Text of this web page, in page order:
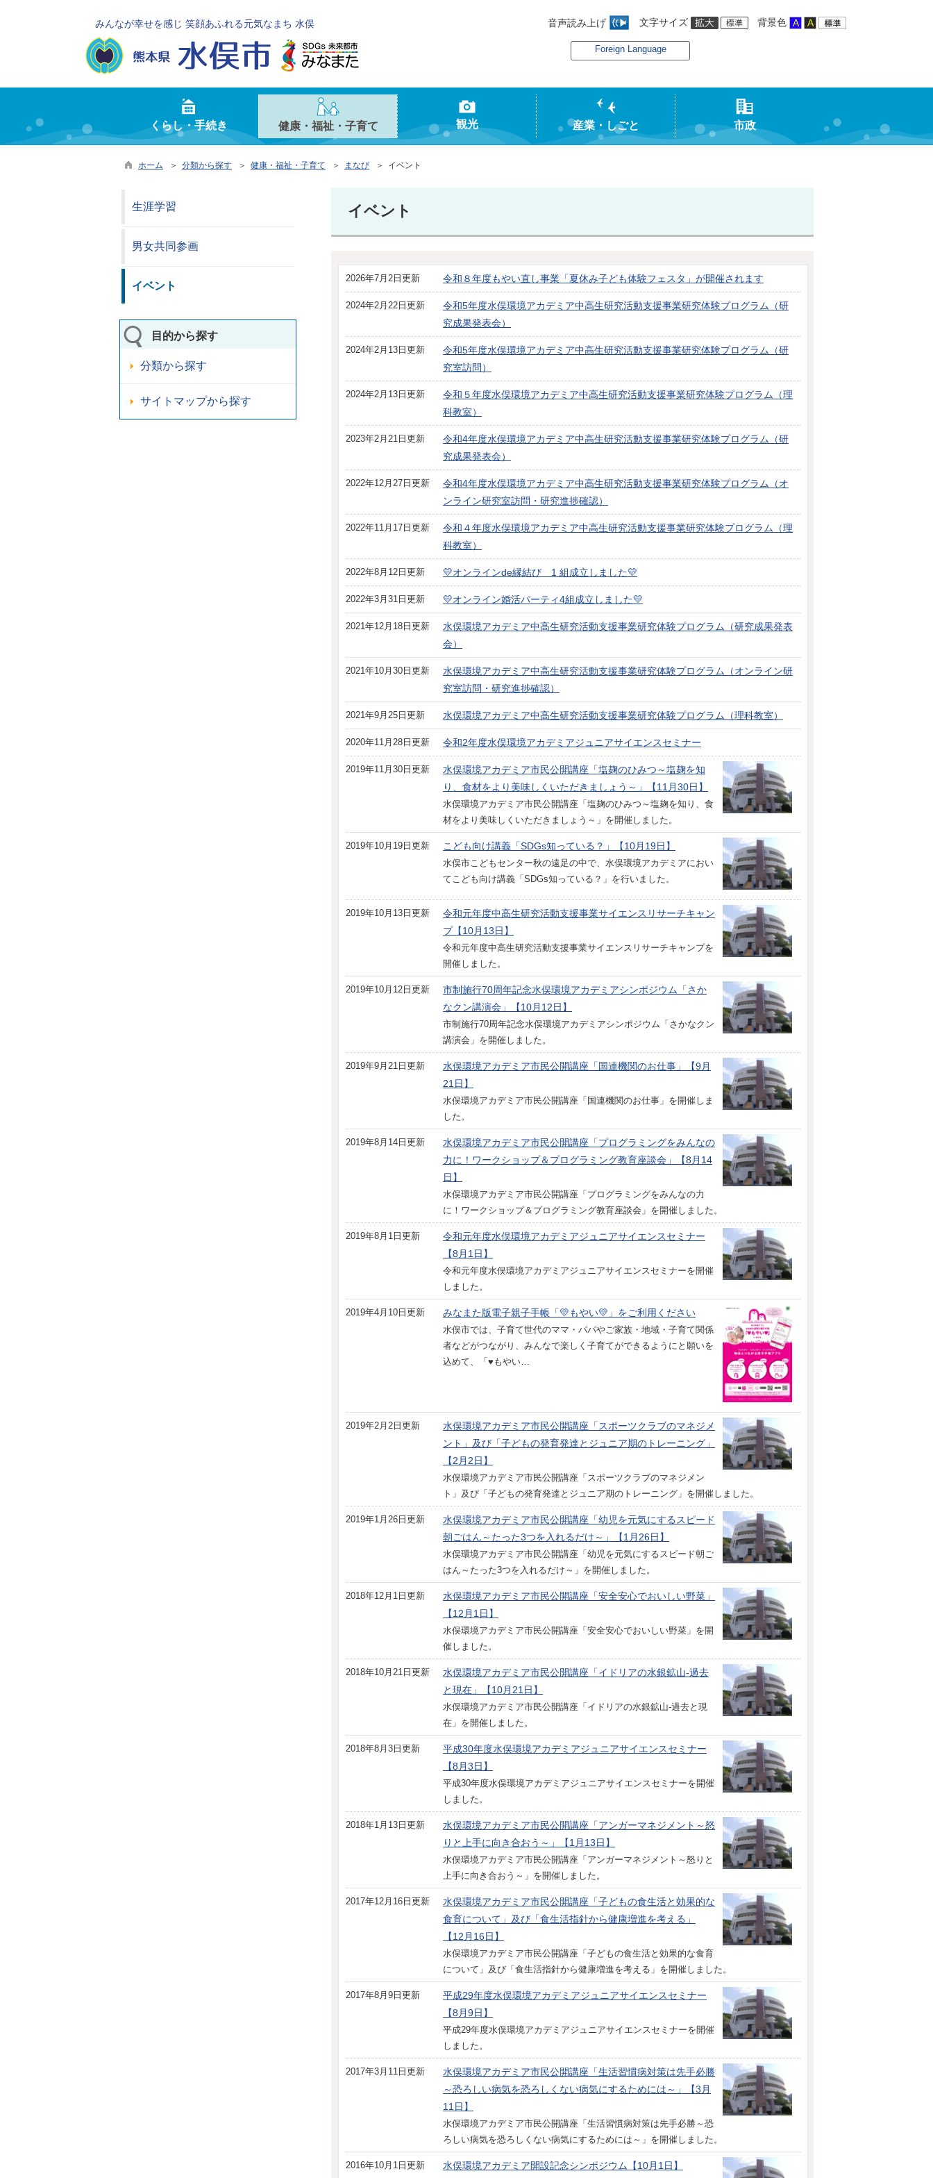
みんなが幸せを感じ 笑顔あふれる元気なまち 水俣 音声読み上げ 文字サイズ 背景色
Foreign Language
くらし・手続き 健康・福祉・子育て 観光 産業・しごと 市政
ホーム ＞ 分類から探す ＞ 健康・福祉・子育て ＞ まなび ＞ イベント
イベント
2026年7月2日更新 令和８年度もやい直し事業「夏休み子ども体験フェスタ」が開催されます
2024年2月22日更新
令和5年度水俣環境アカデミア中高生研究活動支援事業研究体験プログラム（研
究成果発表会）
2024年2月13日更新
令和5年度水俣環境アカデミア中高生研究活動支援事業研究体験プログラム（研
究室訪問）
2024年2月13日更新
令和５年度水俣環境アカデミア中高生研究活動支援事業研究体験プログラム（理
科教室）
2023年2月21日更新
令和4年度水俣環境アカデミア中高生研究活動支援事業研究体験プログラム（研
究成果発表会）
2022年12月27日更新
令和4年度水俣環境アカデミア中高生研究活動支援事業研究体験プログラム（オ
ンライン研究室訪問・研究進捗確認）
2022年11月17日更新
令和４年度水俣環境アカデミア中高生研究活動支援事業研究体験プログラム（理
科教室）
2022年8月12日更新 💛オンラインde縁結び 1 組成立しました💛
2022年3月31日更新 💛オンライン婚活パーティ4組成立しました💛
2021年12月18日更新
水俣環境アカデミア中高生研究活動支援事業研究体験プログラム（研究成果発表
会）
2021年10月30日更新
水俣環境アカデミア中高生研究活動支援事業研究体験プログラム（オンライン研
究室訪問・研究進捗確認）
2021年9月25日更新 水俣環境アカデミア中高生研究活動支援事業研究体験プログラム（理科教室）
2020年11月28日更新 令和2年度水俣環境アカデミアジュニアサイエンスセミナー
2019年11月30日更新
水俣環境アカデミア市民公開講座「塩麹のひみつ～塩麹を知
り、食材をより美味しくいただきましょう～」【11月30日】
水俣環境アカデミア市民公開講座「塩麹のひみつ～塩麹を知り、食
材をより美味しくいただきましょう～」を開催しました。
2019年10月19日更新 こども向け講義「SDGs知っている？」【10月19日】
水俣市こどもセンター秋の遠足の中で、水俣環境アカデミアにおい
てこども向け講義「SDGs知っている？」を行いました。
2019年10月13日更新
令和元年度中高生研究活動支援事業サイエンスリサーチキャン
プ【10月13日】
令和元年度中高生研究活動支援事業サイエンスリサーチキャンプを
開催しました。
2019年10月12日更新
市制施行70周年記念水俣環境アカデミアシンポジウム「さか
なクン講演会」【10月12日】
市制施行70周年記念水俣環境アカデミアシンポジウム「さかなクン
講演会」を開催しました。
2019年9月21日更新
水俣環境アカデミア市民公開講座「国連機関のお仕事」【9月
21日】
水俣環境アカデミア市民公開講座「国連機関のお仕事」を開催しま
した。
2019年8月14日更新
水俣環境アカデミア市民公開講座「プログラミングをみんなの
力に！ワークショップ＆プログラミング教育座談会」【8月14
日】
水俣環境アカデミア市民公開講座「プログラミングをみんなの力
に！ワークショップ＆プログラミング教育座談会」を開催しました。
2019年8月1日更新
令和元年度水俣環境アカデミアジュニアサイエンスセミナー
【8月1日】
令和元年度水俣環境アカデミアジュニアサイエンスセミナーを開催
しました。
2019年4月10日更新 みなまた版電子親子手帳「💛もやい💛」をご利用ください
水俣市では、子育て世代のママ・パパやご家族・地域・子育て関係
者などがつながり、みんなで楽しく子育てができるようにと願いを
込めて、「♥もやい…
2019年2月2日更新
水俣環境アカデミア市民公開講座「スポーツクラブのマネジメ
ント」及び「子どもの発育発達とジュニア期のトレーニング」
【2月2日】
水俣環境アカデミア市民公開講座「スポーツクラブのマネジメン
ト」及び「子どもの発育発達とジュニア期のトレーニング」を開催しました。
2019年1月26日更新
水俣環境アカデミア市民公開講座「幼児を元気にするスピード
朝ごはん～たった3つを入れるだけ～」【1月26日】
水俣環境アカデミア市民公開講座「幼児を元気にするスピード朝ご
はん～たった3つを入れるだけ～」を開催しました。
2018年12月1日更新
水俣環境アカデミア市民公開講座「安全安心でおいしい野菜」
【12月1日】
水俣環境アカデミア市民公開講座「安全安心でおいしい野菜」を開
催しました。
2018年10月21日更新
水俣環境アカデミア市民公開講座「イドリアの水銀鉱山‐過去
と現在」【10月21日】
水俣環境アカデミア市民公開講座「イドリアの水銀鉱山‐過去と現
在」を開催しました。
2018年8月3日更新
平成30年度水俣環境アカデミアジュニアサイエンスセミナー
【8月3日】
平成30年度水俣環境アカデミアジュニアサイエンスセミナーを開催
しました。
2018年1月13日更新
水俣環境アカデミア市民公開講座「アンガーマネジメント～怒
りと上手に向き合おう～」【1月13日】
水俣環境アカデミア市民公開講座「アンガーマネジメント～怒りと
上手に向き合おう～」を開催しました。
2017年12月16日更新
水俣環境アカデミア市民公開講座「子どもの食生活と効果的な
食育について」及び「食生活指針から健康増進を考える」
【12月16日】
水俣環境アカデミア市民公開講座「子どもの食生活と効果的な食育
について」及び「食生活指針から健康増進を考える」を開催しました。
2017年8月9日更新
平成29年度水俣環境アカデミアジュニアサイエンスセミナー
【8月9日】
平成29年度水俣環境アカデミアジュニアサイエンスセミナーを開催
しました。
2017年3月11日更新
水俣環境アカデミア市民公開講座「生活習慣病対策は先手必勝
～恐ろしい病気を恐ろしくない病気にするためには～」【3月
11日】
水俣環境アカデミア市民公開講座「生活習慣病対策は先手必勝～恐
ろしい病気を恐ろしくない病気にするためには～」を開催しました。
2016年10月1日更新 水俣環境アカデミア開設記念シンポジウム【10月1日】
生涯学習
男女共同参画
イベント
目的から探す
分類から探す
サイトマップから探す